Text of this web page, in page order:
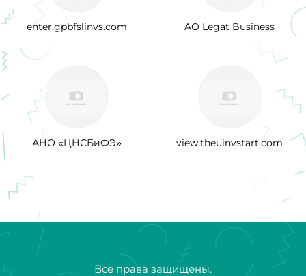
enter.gpbfslinvs.com AO Legat Business
АНО «ЦНСБиФЭ» view.theuinvstart.com
Все права защищены.